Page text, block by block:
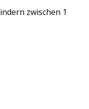
zwischen 1